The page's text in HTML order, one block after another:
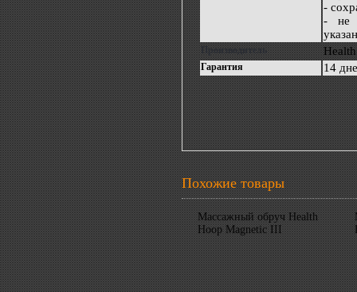
-
- не
Производитель
Гарантия 14
Похожие товары
Массажный обруч Health
Hoop Magnetic III